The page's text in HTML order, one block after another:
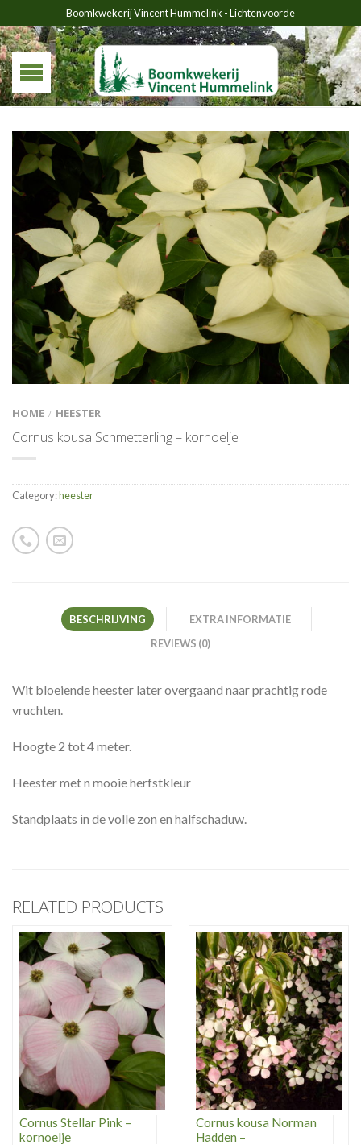
Boomkwekerij Vincent Hummelink - Lichtenvoorde
HOME / HEESTER
Cornus kousa Schmetterling – kornoelje
Category:heester
BESCHRIJVING
EXTRA INFORMATIE
REVIEWS (0)
Wit bloeiende heester later overgaand naar prachtig rode
vruchten.
Hoogte 2 tot 4 meter.
Heester met n mooie herfstkleur
Standplaats in de volle zon en halfschaduw.
RELATED PRODUCTS
Cornus Stellar Pink –
kornoelje
Cornus kousa Norman
Hadden –